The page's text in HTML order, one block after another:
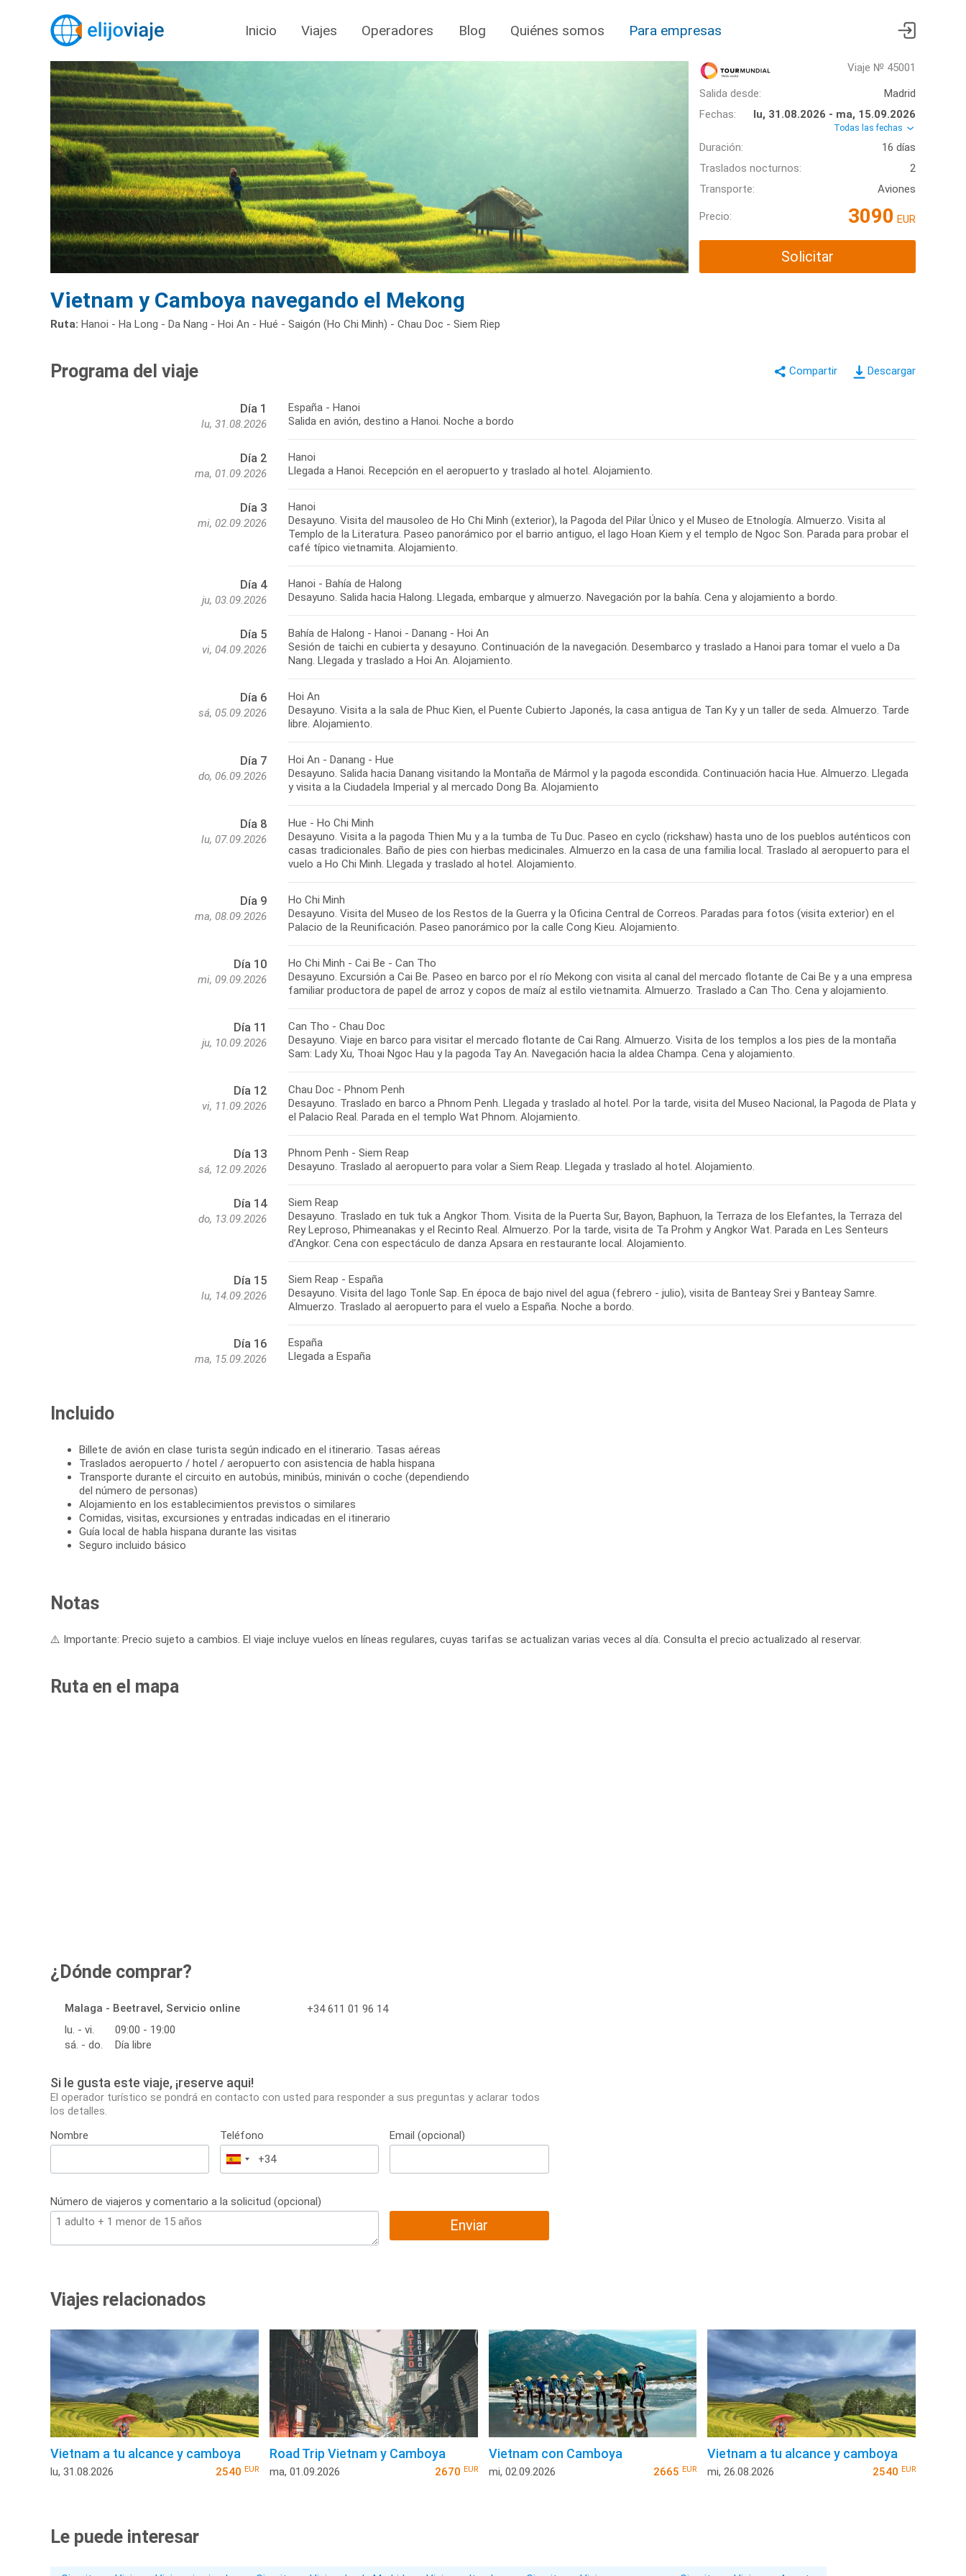
Inicio Viajes Operadores Blog Quiénes somos Para empresas
Viaje № 45001
Salida desde:
Madrid
Fechas:
lu, 31.08.2026 - ma, 15.09.2026
Todas las fechas
Duración:
16 días
Traslados nocturnos:
2
Transporte:
Aviones
Precio: 3090 EUR
Solicitar
Vietnam y Camboya navegando el Mekong
Ruta: Hanoi - Ha Long - Da Nang - Hoi An - Hué - Saigón (Ho Chi Minh) - Chau Doc - Siem Riep
Descargar
Programa del viaje
Día 1
lu, 31.08.2026
España - Hanoi
Salida en avión, destino a Hanoi. Noche a bordo
Día 2
ma, 01.09.2026
Hanoi
Llegada a Hanoi. Recepción en el aeropuerto y traslado al hotel. Alojamiento.
Día 3
mi, 02.09.2026
Hanoi
Desayuno. Visita del mausoleo de Ho Chi Minh (exterior), la Pagoda del Pilar Único y el Museo de Etnología. Almuerzo. Visita al
Templo de la Literatura. Paseo panorámico por el barrio antiguo, el lago Hoan Kiem y el templo de Ngoc Son. Parada para probar el
café típico vietnamita. Alojamiento.
Día 4
ju, 03.09.2026
Hanoi - Bahía de Halong
Desayuno. Salida hacia Halong. Llegada, embarque y almuerzo. Navegación por la bahía. Cena y alojamiento a bordo.
Día 5
vi, 04.09.2026
Bahía de Halong - Hanoi - Danang - Hoi An
Sesión de taichi en cubierta y desayuno. Continuación de la navegación. Desembarco y traslado a Hanoi para tomar el vuelo a Da
Nang. Llegada y traslado a Hoi An. Alojamiento.
Día 6
sá, 05.09.2026
Hoi An
Desayuno. Visita a la sala de Phuc Kien, el Puente Cubierto Japonés, la casa antigua de Tan Ky y un taller de seda. Almuerzo. Tarde
libre. Alojamiento.
Día 7
do, 06.09.2026
Hoi An - Danang - Hue
Desayuno. Salida hacia Danang visitando la Montaña de Mármol y la pagoda escondida. Continuación hacia Hue. Almuerzo. Llegada
y visita a la Ciudadela Imperial y al mercado Dong Ba. Alojamiento
Día 8
lu, 07.09.2026
Hue - Ho Chi Minh
Desayuno. Visita a la pagoda Thien Mu y a la tumba de Tu Duc. Paseo en cyclo (rickshaw) hasta uno de los pueblos auténticos con
casas tradicionales. Baño de pies con hierbas medicinales. Almuerzo en la casa de una familia local. Traslado al aeropuerto para el
vuelo a Ho Chi Minh. Llegada y traslado al hotel. Alojamiento.
Día 9
ma, 08.09.2026
Ho Chi Minh
Desayuno. Visita del Museo de los Restos de la Guerra y la Oficina Central de Correos. Paradas para fotos (visita exterior) en el
Palacio de la Reunificación. Paseo panorámico por la calle Cong Kieu. Alojamiento.
Día 10
mi, 09.09.2026
Ho Chi Minh - Cai Be - Can Tho
Desayuno. Excursión a Cai Be. Paseo en barco por el río Mekong con visita al canal del mercado flotante de Cai Be y a una empresa
familiar productora de papel de arroz y copos de maíz al estilo vietnamita. Almuerzo. Traslado a Can Tho. Cena y alojamiento.
Día 11
ju, 10.09.2026
Can Tho - Chau Doc
Desayuno. Viaje en barco para visitar el mercado flotante de Cai Rang. Almuerzo. Visita de los templos a los pies de la montaña
Sam: Lady Xu, Thoai Ngoc Hau y la pagoda Tay An. Navegación hacia la aldea Champa. Cena y alojamiento.
Día 12
vi, 11.09.2026
Chau Doc - Phnom Penh
Desayuno. Traslado en barco a Phnom Penh. Llegada y traslado al hotel. Por la tarde, visita del Museo Nacional, la Pagoda de Plata y
el Palacio Real. Parada en el templo Wat Phnom. Alojamiento.
Día 13
sá, 12.09.2026
Phnom Penh - Siem Reap
Desayuno. Traslado al aeropuerto para volar a Siem Reap. Llegada y traslado al hotel. Alojamiento.
Día 14
do, 13.09.2026
Siem Reap
Desayuno. Traslado en tuk tuk a Angkor Thom. Visita de la Puerta Sur, Bayon, Baphuon, la Terraza de los Elefantes, la Terraza del
Rey Leproso, Phimeanakas y el Recinto Real. Almuerzo. Por la tarde, visita de Ta Prohm y Angkor Wat. Parada en Les Senteurs
d’Angkor. Cena con espectáculo de danza Apsara en restaurante local. Alojamiento.
Día 15
lu, 14.09.2026
Siem Reap - España
Desayuno. Visita del lago Tonle Sap. En época de bajo nivel del agua (febrero - julio), visita de Banteay Srei y Banteay Samre.
Almuerzo. Traslado al aeropuerto para el vuelo a España. Noche a bordo.
Día 16
ma, 15.09.2026
España
Llegada a España
Incluido
Billete de avión en clase turista según indicado en el itinerario. Tasas aéreas
Traslados aeropuerto / hotel / aeropuerto con asistencia de habla hispana
Transporte durante el circuito en autobús, minibús, miniván o coche (dependiendo
del número de personas)
Alojamiento en los establecimientos previstos o similares
Comidas, visitas, excursiones y entradas indicadas en el itinerario
Guía local de habla hispana durante las visitas
Seguro incluido básico
Notas
⚠️ Importante: Precio sujeto a cambios. El viaje incluye vuelos en líneas regulares, cuyas tarifas se actualizan varias veces al día. Consulta el precio actualizado al reservar.
Ruta en el mapa
¿Dónde comprar?
Malaga - Beetravel, Servicio online
lu. - vi.
09:00 - 19:00
sá. - do.
Día libre
+34 611 01 96 14
Si le gusta este viaje, ¡reserve aqui!
El operador turístico se pondrá en contacto con usted para responder a sus preguntas y aclarar todos
los detalles.
Nombre
Teléfono
España
+34
Email (opcional)
Número de viajeros y comentario a la solicitud (opcional)
Enviar
Viajes relacionados
Vietnam a tu alcance y camboya
lu, 31.08.2026 2540 EUR
Road Trip Vietnam y Camboya
ma, 01.09.2026 2670 EUR
Vietnam con Camboya
mi, 02.09.2026 2665EUR
Vietnam a tu alcance y camboya
mi, 26.08.2026 2540 EUR
Le puede interesar